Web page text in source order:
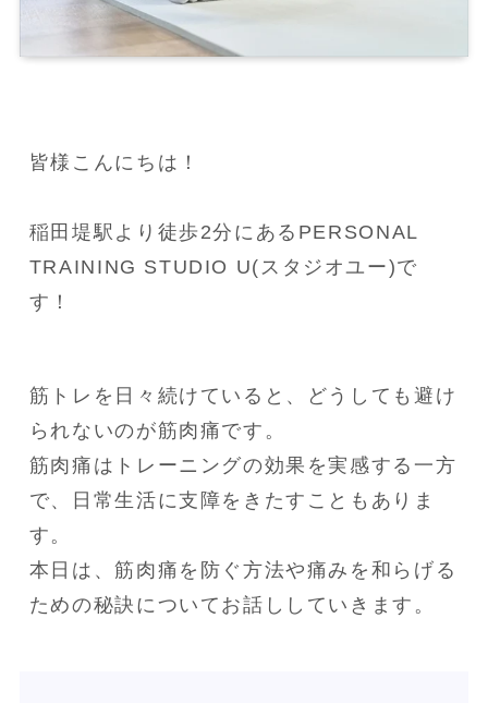
皆様こんにちは！
稲田堤駅より徒歩2分にあるPERSONAL
TRAINING STUDIO U(スタジオユー)で
す！
筋トレを日々続けていると、どうしても避け
られないのが筋肉痛です。
筋肉痛はトレーニングの効果を実感する一方
で、日常生活に支障をきたすこともありま
す。
本日は、筋肉痛を防ぐ方法や痛みを和らげる
ための秘訣についてお話ししていきます。